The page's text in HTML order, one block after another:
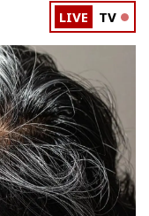
LIVE TV